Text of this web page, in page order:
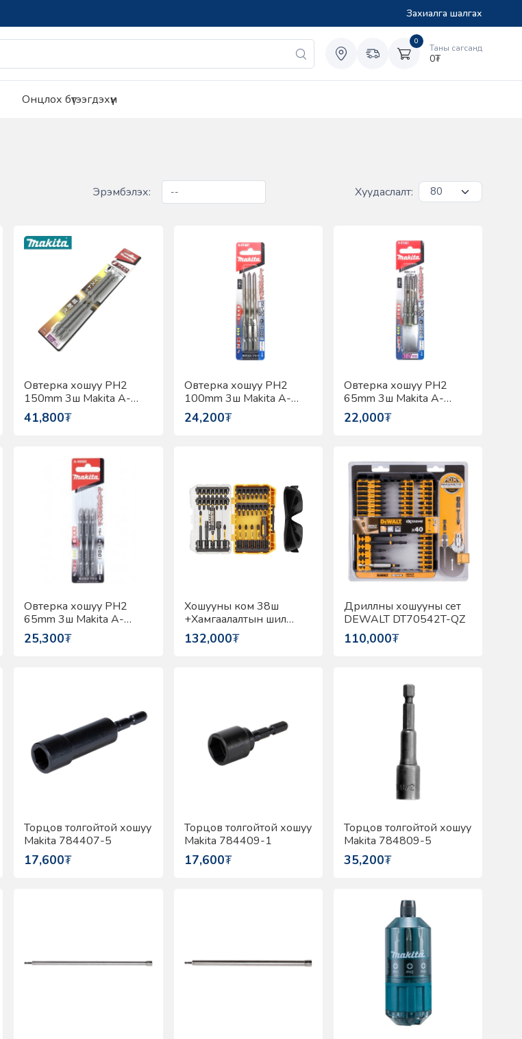
Захиалга шалгах
0
Таны сагсанд
0₮
Онцлох бүтээгдэхүүн
Эрэмбэлэх: Хуудаслалт:
Овтерка хошуу PH2
150mm 3ш Makita A-
59592
41,800₮
Овтерка хошуу PH2
100mm 3ш Makita A-
57467
24,200₮
Овтерка хошуу PH2
65mm 3ш Makita A-
57451
22,000₮
Овтерка хошуу PH2
65mm 3ш Makita A-
49563
25,300₮
Хошууны ком 38ш
+Хамгаалалтын шил
Dewalt DT70740-QZ
132,000₮
Дриллны хошууны сет
DEWALT DT70542T-QZ
110,000₮
Торцов толгойтой хошуу
Makita 784407-5
17,600₮
Торцов толгойтой хошуу
Makita 784409-1
17,600₮
Торцов толгойтой хошуу
Makita 784809-5
35,200₮